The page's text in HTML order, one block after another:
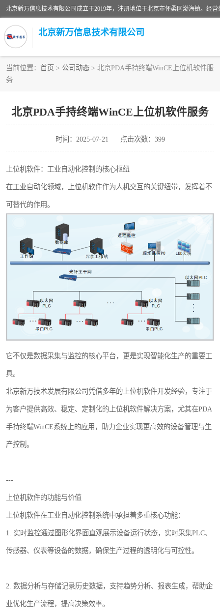
北京新万信息技术有限公司
当前位置： 首页 > 公司动态 > 北京PDA手持终端WinCE上位机软件服
务
北京PDA手持终端WinCE上位机软件服务
时间：2025-07-21 点击次数：399
上位机软件：工业自动化控制的核心枢纽
在工业自动化领域，上位机软件作为人机交互的关键纽带，发挥着不
可替代的作用。
它不仅是数据采集与监控的核心平台，更是实现智能化生产的重要工
具。
北京新万技术发展有限公司凭借多年的上位机软件开发经验，专注于
为客户提供高效、稳定、定制化的上位机软件解决方案，尤其在PDA
手持终端WinCE系统上的应用，助力企业实现更高效的设备管理与生
产控制。
---
上位机软件的功能与价值
上位机软件在工业自动化控制系统中承担着多重核心功能：
1. 实时监控通过图形化界面直观展示设备运行状态，实时采集PLC、
传感器、仪表等设备的数据，确保生产过程的透明化与可控性。
2. 数据分析与存储记录历史数据，支持趋势分析、报表生成，帮助企
业优化生产流程，提高决策效率。
usb上位机控制程序
数据采集软件
物流立库控制上位机软件
PDA手持终端WinCE上位机软件
WMS和WCS二合一
串口上位机软件
运动控制上位机软件
物流线调度控制软件
PLC上位机软件
WCS仓储物流上位机软件
WMS立体仓库上位机软件